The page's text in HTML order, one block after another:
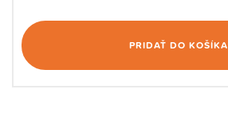
PRIDAŤ DO KOŠÍKA